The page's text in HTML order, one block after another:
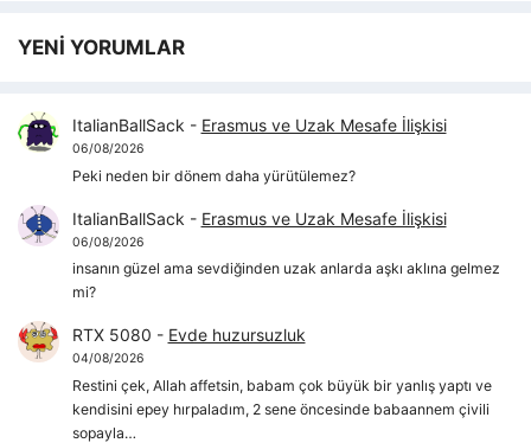
YENİ YORUMLAR
ItalianBallSack - Erasmus ve Uzak Mesafe İlişkisi
06/08/2026
Peki neden bir dönem daha yürütülemez?
ItalianBallSack - Erasmus ve Uzak Mesafe İlişkisi
06/08/2026
insanın güzel ama sevdiğinden uzak anlarda aşkı aklına gelmez
mi?
RTX 5080 - Evde huzursuzluk
04/08/2026
Restini çek, Allah affetsin, babam çok büyük bir yanlış yaptı ve
kendisini epey hırpaladım, 2 sene öncesinde babaannem çivili
sopayla…